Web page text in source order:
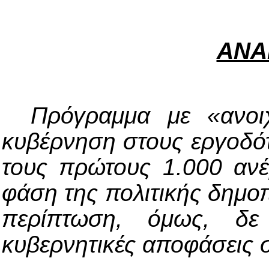
Πρόγραμμα με
κυβέρνηση στους
τους πρώτους 1.000
φάση της πολιτικής
περίπτωση, όμως,
κυβερνητικές